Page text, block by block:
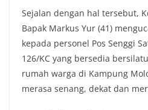
Sejalan dengan hal tersebut,
Bapak Markus Yur (41)
kepada personel Pos Senggi
126/KC yang bersedia
rumah warga di Kampung
merasa senang, dekat dan